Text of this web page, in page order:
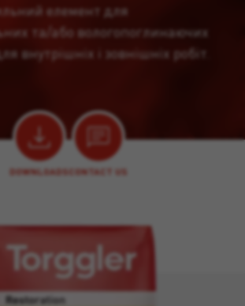
елемент для
та/або вологопоглинаючих
внутрішніх і зовнішніх робіт.
DOWNLOADSCONTACT US